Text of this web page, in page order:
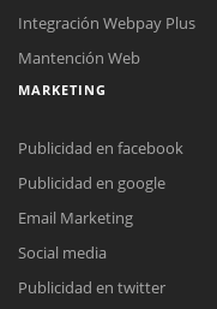
Integración Webpay Plus
Mantención Web
MARKETING
Publicidad en facebook
Publicidad en google
Email Marketing
Social media
Publicidad en twitter